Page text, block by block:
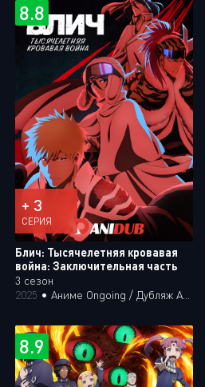
8.8
+ 3
СЕРИЯ
Блич: Тысячелетняя кровавая
война: Заключительная часть
3 сезон
2025 • Аниме Ongoing / Дубляж Анидаба
8.9